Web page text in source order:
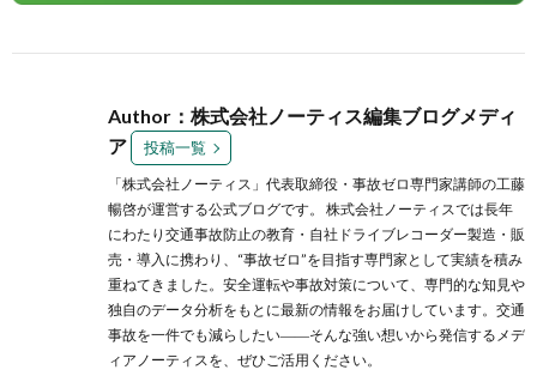
Author：株式会社ノーティス編集ブログメディ
ア
投稿一覧
「株式会社ノーティス」代表取締役・事故ゼロ専門家講師の工藤
暢啓が運営する公式ブログです。 株式会社ノーティスでは長年
にわたり交通事故防止の教育・自社ドライブレコーダー製造・販
売・導入に携わり、“事故ゼロ”を目指す専門家として実績を積み
重ねてきました。安全運転や事故対策について、専門的な知見や
独自のデータ分析をもとに最新の情報をお届けしています。交通
事故を一件でも減らしたい――そんな強い想いから発信するメデ
ィアノーティスを、ぜひご活用ください。